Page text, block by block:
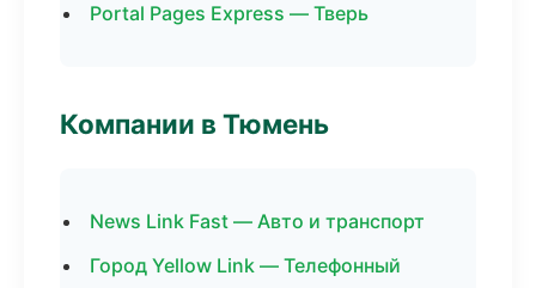
Portal Pages Express — Тверь
Компании в Тюмень
News Link Fast — Авто и транспорт
Город Yellow Link — Телефонный